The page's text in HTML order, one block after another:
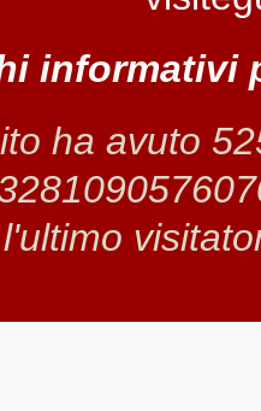
informativi
ha avuto
l'ultimo